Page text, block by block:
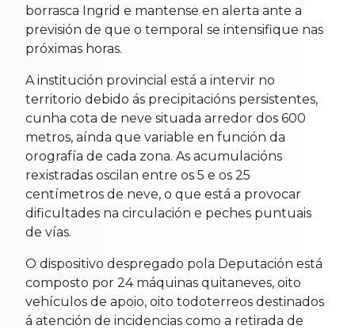
borrasca Ingrid e mantense en alerta ante a
previsión de que o temporal se intensifique nas
próximas horas.
A institución provincial está a intervir no
territorio debido ás precipitacións persistentes,
cunha cota de neve situada arredor dos 600
metros, aínda que variable en función da
orografía de cada zona. As acumulacións
rexistradas oscilan entre os 5 e os 25
centímetros de neve, o que está a provocar
dificultades na circulación e peches puntuais
de vías.
O dispositivo despregado pola Deputación está
composto por 24 máquinas quitaneves, oito
vehículos de apoio, oito todoterreos destinados
á atención de incidencias como a retirada de